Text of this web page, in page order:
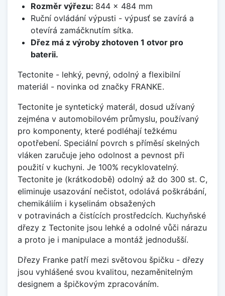
Rozměr výřezu: 844 x 484 mm
Ruční ovládání výpusti - výpusť se zavírá a
otevírá zamáčknutím sítka.
Dřez má z výroby zhotoven 1 otvor pro
baterii.
Tectonite - lehký, pevný, odolný a flexibilní
materiál - novinka od značky FRANKE.
Tectonite je syntetický materál, dosud užívaný
zejména v automobilovém průmyslu, používaný
pro komponenty, které podléhají težkému
opotřebení. Speciální povrch s příměsí skelných
vláken zaručuje jeho odolnost a pevnost při
použití v kuchyni. Je 100% recyklovatelný.
Tectonite je (krátkodobě) odolný až do 300 st. C,
eliminuje usazování nečistot, odolává poškrábání,
chemikáliím i kyselinám obsažených
v potravinách a čistících prostředcích. Kuchyňské
dřezy z Tectonite jsou lehké a odolné vůči nárazu
a proto je i manipulace a montáž jednodušší.
Dřezy Franke patří mezi světovou špičku - dřezy
jsou vyhlášené svou kvalitou, nezaměnitelným
designem a špičkovým zpracováním.